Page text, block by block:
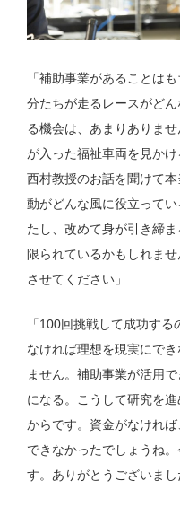
「補助事業があることは
分たちが走るレースがど
る機会は、あまりありま
が入った福祉車両を見かけ
西村教授のお話を聞けて
動がどんな風に役立って
たし、改めて身が引き締
限られているかもしれま
させてください」
「100回挑戦して成功す
なければ理想を現実にで
ません。補助事業が活用
になる。こうして研究を
からです。資金がなけれ
できなかったでしょうね
す。ありがとうございまし